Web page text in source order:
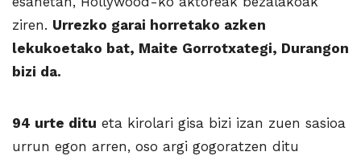
ziren. Urrezko garai horretako azken
lekukoetako bat, Maite Gorrotxategi, Durangon
bizi da.
94 urte ditu eta kirolari gisa bizi izan zuen sasioa
urrun egon arren, oso argi gogoratzen ditu